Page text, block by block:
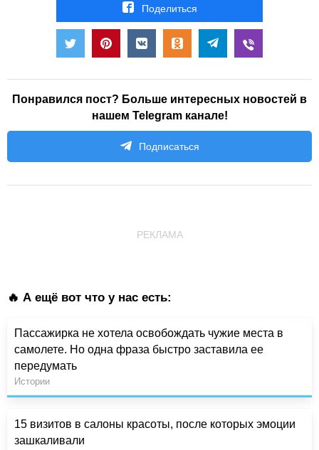
Поделиться
Понравился пост? Больше интересных новостей в
нашем Telegram канале!
Подписаться
РЕКЛАМА
🔥 А ещё вот что у нас есть:
Пассажирка не хотела освобождать чужие места в
самолете. Но одна фраза быстро заставила ее
передумать
Истории
15 визитов в салоны красоты, после которых эмоции
зашкаливали